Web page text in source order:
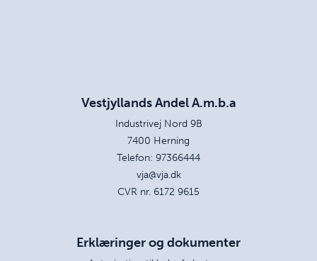
Vestjyllands Andel A.m.b.a
Industrivej Nord 9B
7400 Herning
Telefon: 97366444
vja@vja.dk
CVR nr. 6172 9615
Erklæringer og dokumenter